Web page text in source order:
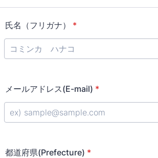
氏名（フリガナ） *
メールアドレス(E-mail) *
都道府県(Prefecture) *